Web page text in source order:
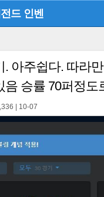
드 인벤
. 아주쉽다. 따라
음 승률 70퍼정도
10-07